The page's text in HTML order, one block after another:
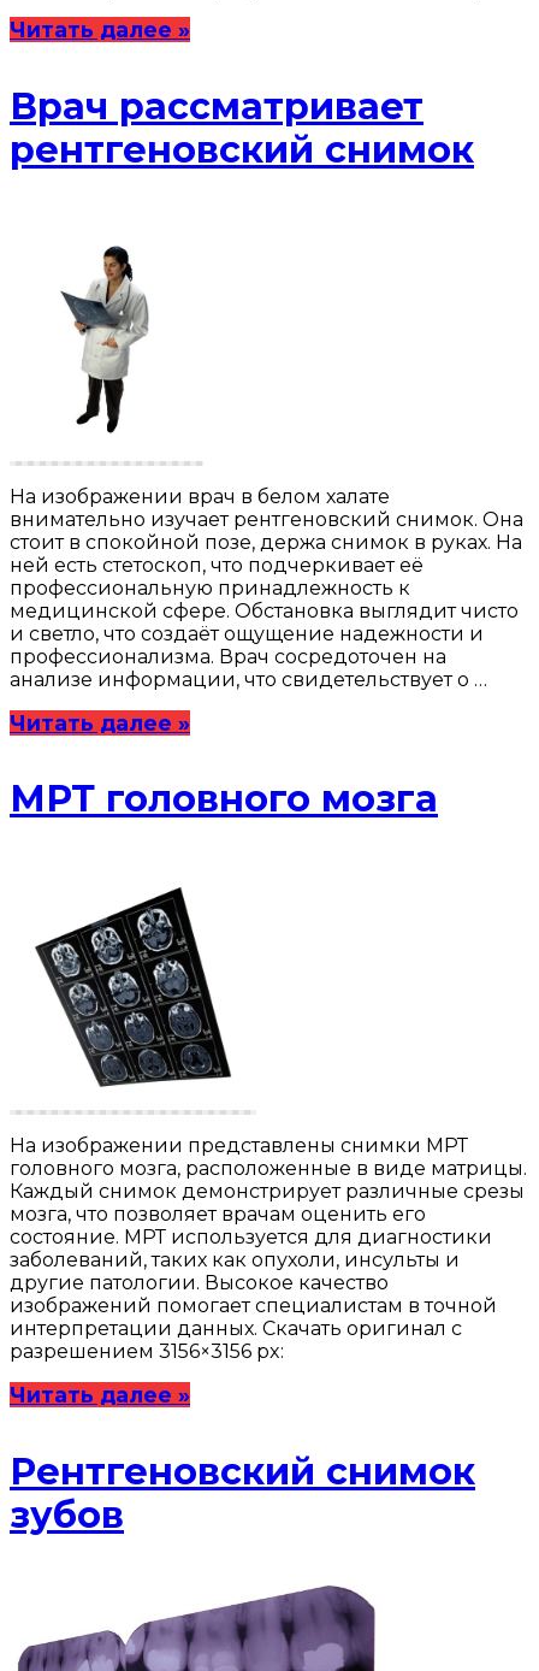
Читать далее »
Врач рассматривает
рентгеновский снимок
На изображении врач в белом халате
внимательно изучает рентгеновский снимок. Она
стоит в спокойной позе, держа снимок в руках. На
ней есть стетоскоп, что подчеркивает её
профессиональную принадлежность к
медицинской сфере. Обстановка выглядит чисто
и светло, что создаёт ощущение надежности и
профессионализма. Врач сосредоточен на
анализе информации, что свидетельствует о …
Читать далее »
МРТ головного мозга
На изображении представлены снимки МРТ
головного мозга, расположенные в виде матрицы.
Каждый снимок демонстрирует различные срезы
мозга, что позволяет врачам оценить его
состояние. МРТ используется для диагностики
заболеваний, таких как опухоли, инсульты и
другие патологии. Высокое качество
изображений помогает специалистам в точной
интерпретации данных. Скачать оригинал с
разрешением 3156×3156 px:
Читать далее »
Рентгеновский снимок
зубов